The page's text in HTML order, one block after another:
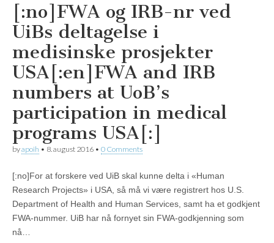
[:no]FWA og IRB-nr ved
UiBs deltagelse i
medisinske prosjekter
USA[:en]FWA and IRB
numbers at UoB’s
participation in medical
programs USA[:]
byapoih • 8. august 2016 • 0 Comments
[:no]For at forskere ved UiB skal kunne delta i «Human
Research Projects» i USA, så må vi være registrert hos U.S.
Department of Health and Human Services, samt ha et godkjent
FWA-nummer. UiB har nå fornyet sin FWA-godkjenning som
nå…